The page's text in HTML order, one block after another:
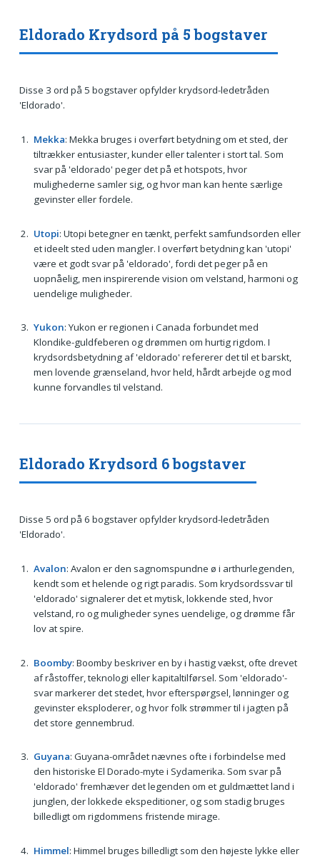
Eldorado Krydsord på 5 bogstaver
Disse 3 ord på 5 bogstaver opfylder krydsord-ledetråden
'Eldorado'.
Mekka: Mekka bruges i overført betydning om et sted, der
tiltrækker entusiaster, kunder eller talenter i stort tal. Som
svar på 'eldorado' peger det på et hotspots, hvor
mulighederne samler sig, og hvor man kan hente særlige
gevinster eller fordele.
Utopi: Utopi betegner en tænkt, perfekt samfundsorden eller
et ideelt sted uden mangler. I overført betydning kan 'utopi'
være et godt svar på 'eldorado', fordi det peger på en
uopnåelig, men inspirerende vision om velstand, harmoni og
uendelige muligheder.
Yukon: Yukon er regionen i Canada forbundet med
Klondike-guldfeberen og drømmen om hurtig rigdom. I
krydsordsbetydning af 'eldorado' refererer det til et barskt,
men lovende grænseland, hvor held, hårdt arbejde og mod
kunne forvandles til velstand.
Eldorado Krydsord 6 bogstaver
Disse 5 ord på 6 bogstaver opfylder krydsord-ledetråden
'Eldorado'.
Avalon: Avalon er den sagnomspundne ø i arthurlegenden,
kendt som et helende og rigt paradis. Som krydsordssvar til
'eldorado' signalerer det et mytisk, lokkende sted, hvor
velstand, ro og muligheder synes uendelige, og drømme får
lov at spire.
Boomby: Boomby beskriver en by i hastig vækst, ofte drevet
af råstoffer, teknologi eller kapitaltilførsel. Som 'eldorado'-
svar markerer det stedet, hvor efterspørgsel, lønninger og
gevinster eksploderer, og hvor folk strømmer til i jagten på
det store gennembrud.
Guyana: Guyana-området nævnes ofte i forbindelse med
den historiske El Dorado-myte i Sydamerika. Som svar på
'eldorado' fremhæver det legenden om et guldmættet land i
junglen, der lokkede ekspeditioner, og som stadig bruges
billedligt om rigdommens fristende mirage.
Himmel: Himmel bruges billedligt som den højeste lykke eller